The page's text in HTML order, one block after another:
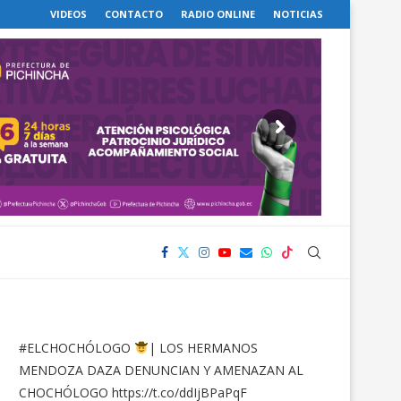
VIDEOS CONTACTO RADIO ONLINE NOTICIAS
#ELCHOCHÓLOGO
| LOS HERMANOS
MENDOZA DAZA DENUNCIAN Y AMENAZAN AL
CHOCHÓLOGO https://t.co/ddIjBPaPqF